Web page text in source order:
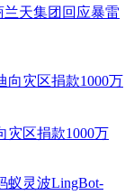
天集团回应暴雷
灾区捐款1000万